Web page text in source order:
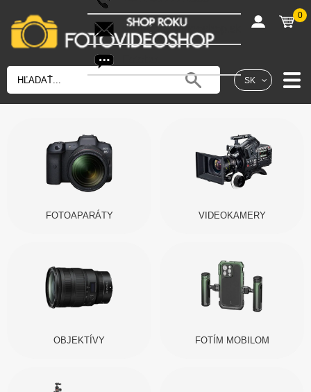
SK
shop@fotovideoshop.sk
0
FOTOAPARÁTY VIDEOKAMERY
OBJEKTÍVY FOTÍM MOBILOM